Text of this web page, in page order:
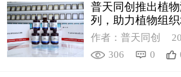
普天同创推出植
列，助力植物组
作者：普天同创
306
0